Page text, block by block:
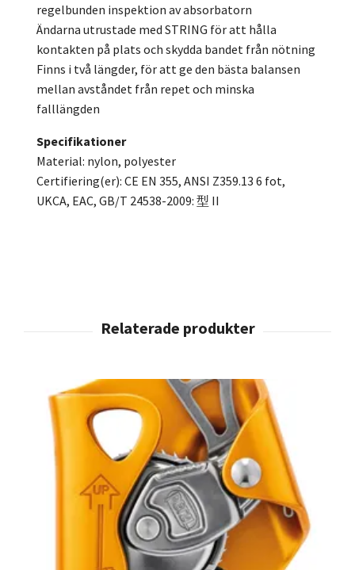
regelbunden inspektion av absorbatorn
Ändarna utrustade med STRING för att hålla
kontakten på plats och skydda bandet från nötning
Finns i två längder, för att ge den bästa balansen
mellan avståndet från repet och minska
falllängden
Specifikationer
Material: nylon, polyester
Certifiering(er): CE EN 355, ANSI Z359.13 6 fot,
UKCA, EAC, GB/T 24538-2009: 型 II